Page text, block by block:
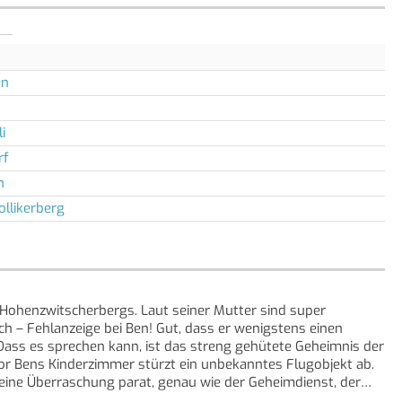
Laut seiner Mutter sind super
Fehlanzeige bei Ben! Gut, dass er wenigstens einen
es sprechen kann, ist das streng gehütete Geheimnis der
Bens Kinderzimmer stürzt ein unbekanntes Flugobjekt ab.
Überraschung parat, genau wie der Geheimdienst, der